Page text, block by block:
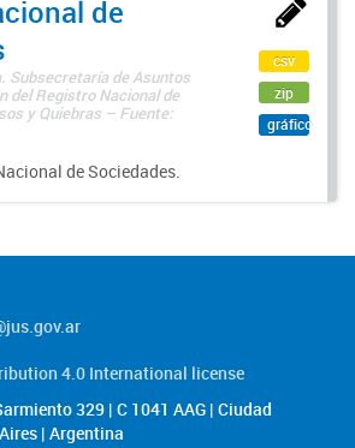
de
Subsecretaría de Asuntos
del Registro Nacional de
y Quiebras – Fuente:
de Sociedades.
csv
zip
gráfico
4.0 International license
329 | C 1041 AAG | Ciudad
| Argentina